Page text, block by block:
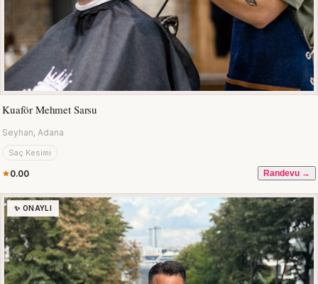
Kuaför Mehmet Sarsu
Seyhan, Adana
Saç Kesimi
0.00 Randevu →
✨ ONAYLI